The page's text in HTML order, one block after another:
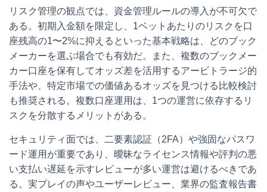
リスク管理の観点では、資金管理ルールの導入が不可欠で
ある。初期入金額を限定し、1ベットあたりのリスクを口
座残高の1〜2%に抑えるといった基本戦略は、どのブック
メーカーを選ぶ場合でも有効だ。また、複数のブックメー
カー口座を保有してオッズ差を活用するアービトラージ的
手法や、特定市場での価値あるオッズを見つける比較検討
も推奨される。複数口座運用は、1つの運営に依存するリ
スクを分散するメリットがある。
セキュリティ面では、二要素認証（2FA）や強固なパスワ
ード運用が重要であり、曖昧なライセンス情報や評判の悪
い支払い遅延を示すレビューが多い運営は避けるべきであ
る。実プレイの声やユーザーレビュー、業界の監査報告書